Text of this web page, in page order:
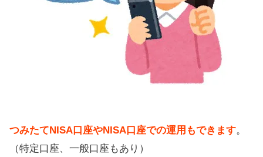
つみたてNISA口座やNISA口座での運用もできます。
（特定口座、一般口座もあり）